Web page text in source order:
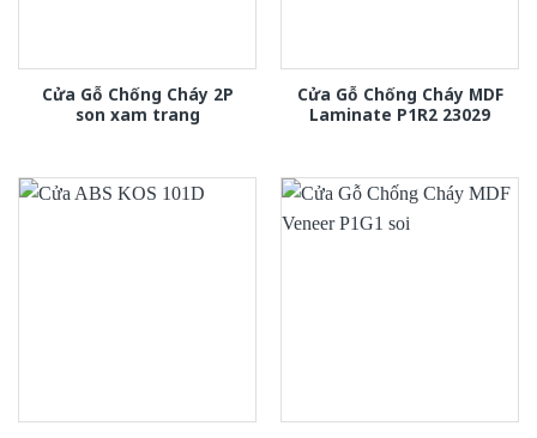
Cửa Gỗ Chống Cháy 2P
son xam trang
Cửa Gỗ Chống Cháy MDF
Laminate P1R2 23029